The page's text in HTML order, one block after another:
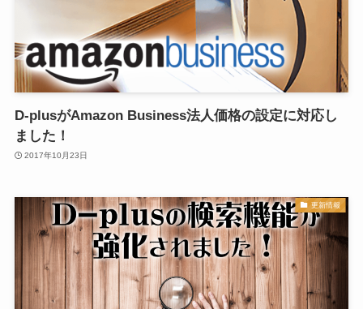
D-plusがAmazon Business法人価格の設定に対応し
ました！
2017年10月23日
更新情報